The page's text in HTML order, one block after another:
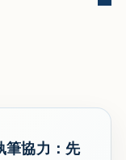
筆協力：先